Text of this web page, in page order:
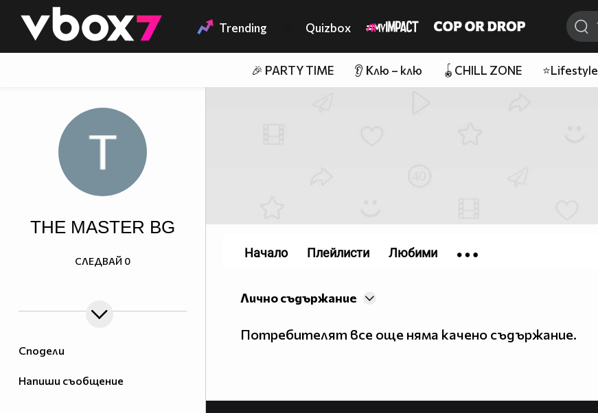
👾 Trending Quizbox
🎉 PARTY TIME 👂 Клю – клю 🪀CHILL ZONE ⭐Lifestyle
Сподели
Напиши съобщение
THE MASTER BG
СЛЕДВАЙ 0
Лично съдържание
Потребителят все още няма качено съдържание.
Начало Плейлисти Любими